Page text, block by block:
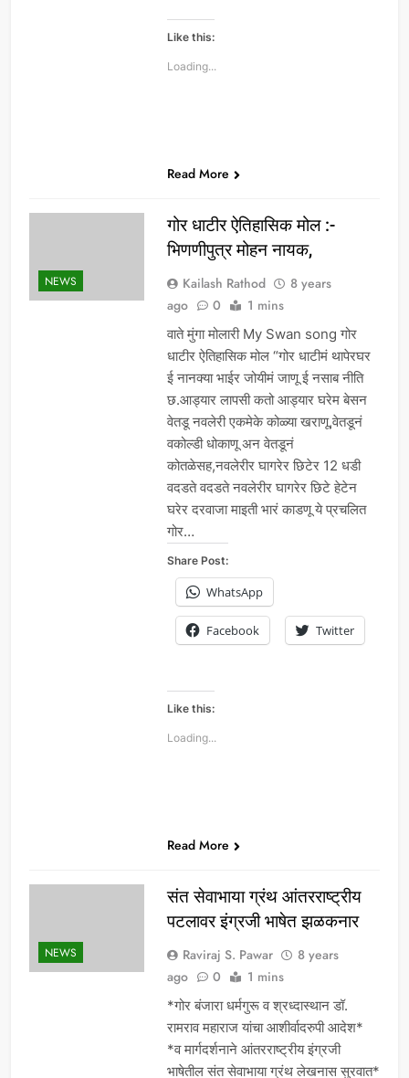
Like this:
Loading...
Read More
NEWS
गोर धाटीर ऐतिहासिक मोल :-
भिणणीपुत्र मोहन नायक,
Kailash Rathod
8 years
ago
0 1 mins
वाते मुंगा मोलारी My Swan song गोर
धाटीर ऐतिहासिक मोल “गोर धाटीमं थापेरघर
ई नानक्या भाईर जोयीमं जाणू ई नसाब नीति
छ.आड्यार लापसी कतो आड्यार घरेम बेसन
वेतडू नवलेरी एकमेके कोळ्या खराणू,वेतडूनं
वकोल्डी धोकाणू अन वेतडूनं
कोतळेसह,नवलेरीर घागरेर छिटेर 12 धडी
वदडते वदडते नवलेरीर घागरेर छिटे हेटेन
घरेर दरवाजा माइती भारं काडणू ये प्रचलित
गोर…
Share Post:
WhatsApp
Facebook Twitter
Like this:
Loading...
Read More
NEWS
संत सेवाभाया ग्रंथ आंतरराष्ट्रीय
पटलावर इंग्रजी भाषेत झळकनार
Raviraj S. Pawar
8 years
ago
0 1 mins
*गोर बंजारा धर्मगुरू व श्रध्दास्थान डॉ.
रामराव महाराज यांचा आशीर्वादरुपी आदेश*
*व मार्गदर्शनाने आंतरराष्ट्रीय इंग्रजी
भाषेतील संत सेवाभाया ग्रंथ लेखनास सुरवात*